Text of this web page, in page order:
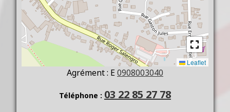
Leaflet
Agrément : E 0908003040
Téléphone : 03 22 85 27 78